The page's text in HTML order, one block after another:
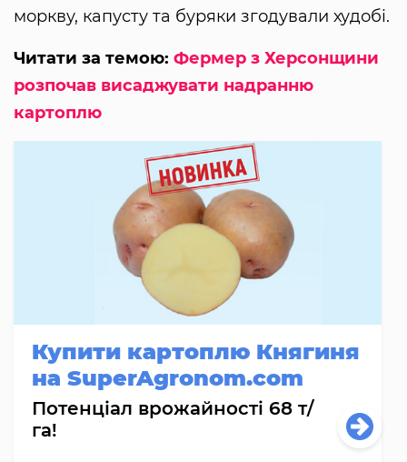
моркву, капусту та буряки згодували худобі.
Читати за темою: Фермер з Херсонщини
розпочав висаджувати надранню
картоплю
Купити картоплю Княгиня
на SuperAgronom.com
Потенціал врожайності 68 т/
га!